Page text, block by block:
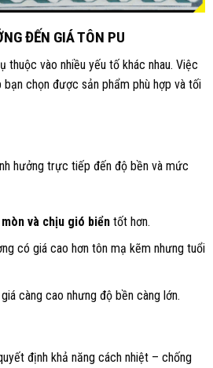
ĐẾN GIÁ TÔN PU
thuộc vào nhiều yếu tố khác nhau. Việc
chọn được sản phẩm phù hợp và tối
hưởng trực tiếp đến độ bền và mức
và chịu gió biểntốt hơn.
có giá cao hơn tôn mạ kẽm nhưng tuổi
càng cao nhưng độ bền càng lớn.
định khả năng cách nhiệt – chống